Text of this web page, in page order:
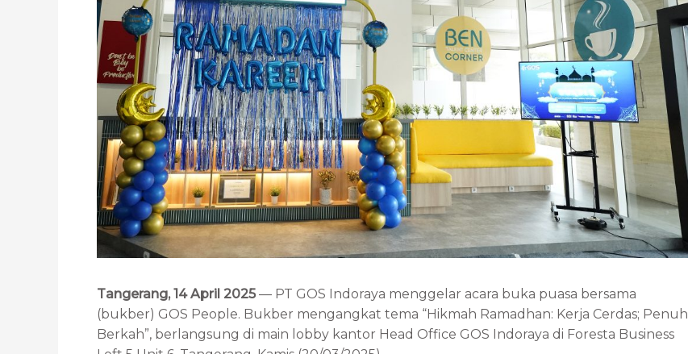
Tangerang, 14 April 2025 — PT GOS Indoraya menggelar acara buka puasa bersama
(bukber) GOS People. Bukber mengangkat tema “Hikmah Ramadhan: Kerja Cerdas; Penuh
Berkah”, berlangsung di main lobby kantor Head Office GOS Indoraya di Foresta Business